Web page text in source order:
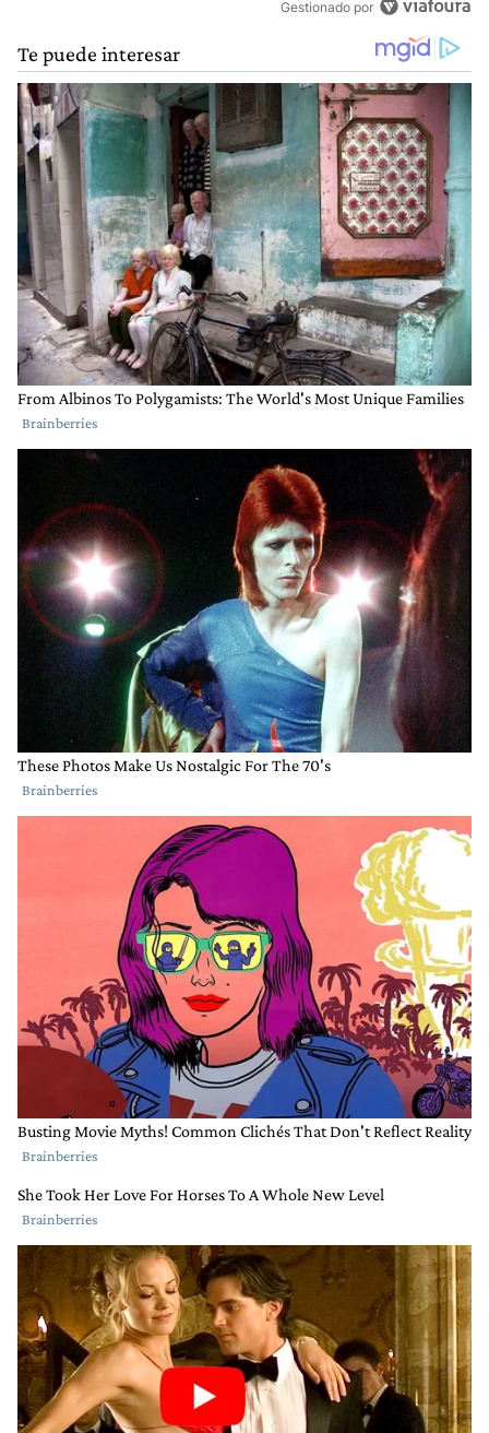
Gestionado por